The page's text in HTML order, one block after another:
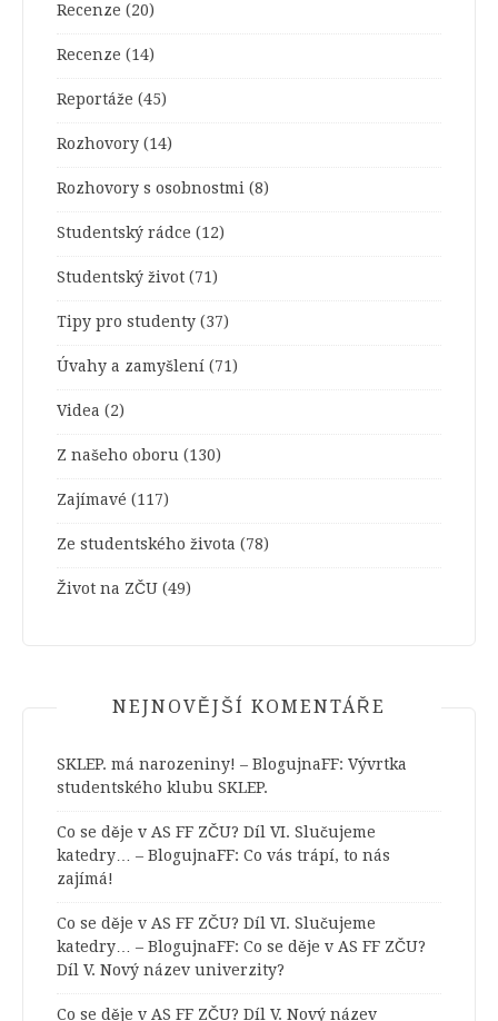
Recenze (20)
Recenze (14)
Reportáže (45)
Rozhovory (14)
Rozhovory s osobnostmi (8)
Studentský rádce (12)
Studentský život (71)
Tipy pro studenty (37)
Úvahy a zamyšlení (71)
Videa (2)
Z našeho oboru (130)
Zajímavé (117)
Ze studentského života (78)
Život na ZČU (49)
NEJNOVĚJŠÍ KOMENTÁŘE
SKLEP. má narozeniny! – BlogujnaFF: Vývrtka
studentského klubu SKLEP.
Co se děje v AS FF ZČU? Díl VI. Slučujeme
katedry… – BlogujnaFF: Co vás trápí, to nás
zajímá!
Co se děje v AS FF ZČU? Díl VI. Slučujeme
katedry… – BlogujnaFF: Co se děje v AS FF ZČU?
Díl V. Nový název univerzity?
Co se děje v AS FF ZČU? Díl V. Nový název